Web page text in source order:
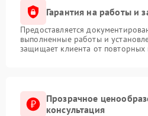
Гарантия на работы и
Предоставляется
выполненные работы и
защищает клиента от повторных
Прозрачное
консультация